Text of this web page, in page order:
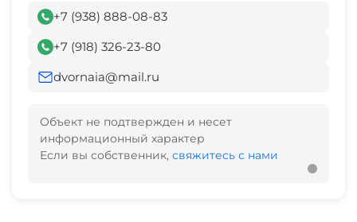
+7 (938) 888-08-83
+7 (918) 326-23-80
dvornaia@mail.ru
Объект не подтвержден и несет
информационный характер
Если вы собственник, свяжитесь с нами